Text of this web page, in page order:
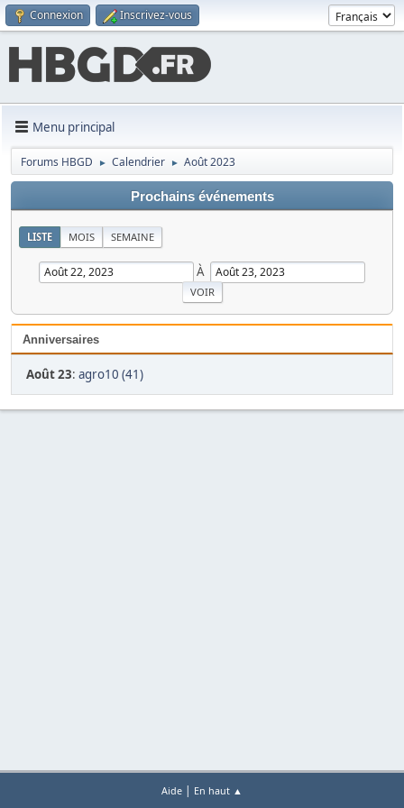
Connexion Inscrivez-vous
Menu principal
Forums HBGD ► Calendrier ► Août 2023
Prochains événements
LISTE MOIS SEMAINE
À
Anniversaires
Août 23: agro10 (41)
Aide | En haut ▲